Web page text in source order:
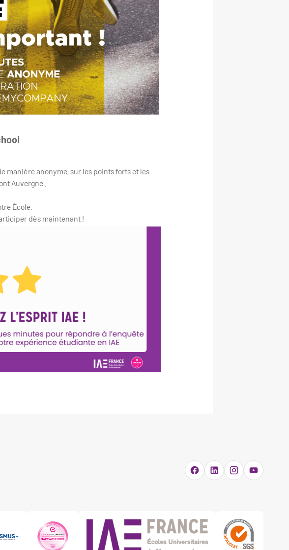
manière anonyme, sur les points forts et les
Auvergne .
École.
dès maintenant !